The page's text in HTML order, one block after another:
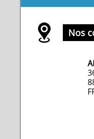
Nos